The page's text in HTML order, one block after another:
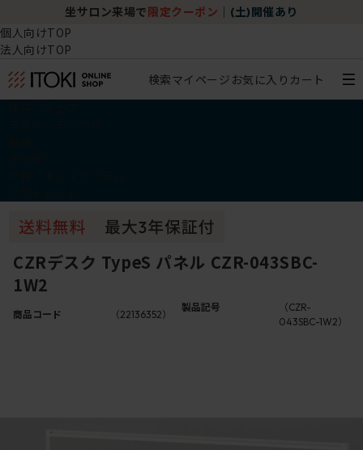
坐サロン来場で 限定クーポン (土)開催あり
個人向けTOP
法人向けTOP
検索マイページ お気に入り カート
CZRデスク TypeS パネル CZR-043SBC-
1W2
商品コード （22136352）
製品記号
（CZR-
043SBC-1W2）